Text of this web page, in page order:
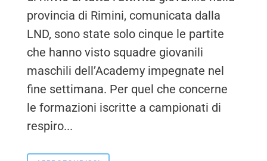
provincia di Rimini, comunicata dalla
LND, sono state solo cinque le partite
che hanno visto squadre giovanili
maschili dell’Academy impegnate nel
fine settimana. Per quel che concerne
le formazioni iscritte a campionati di
respiro...